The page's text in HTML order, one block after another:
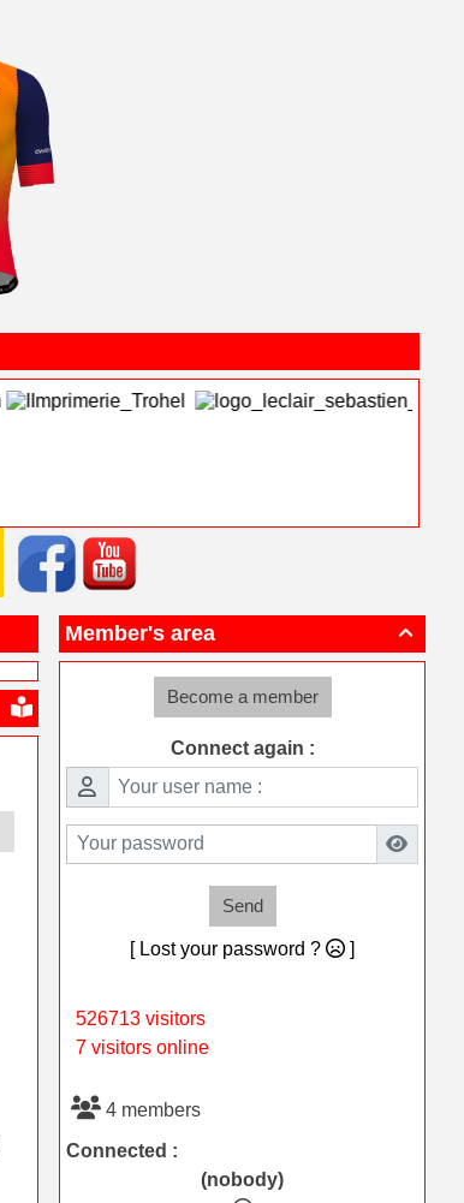

Member's area
Become a member
Connect again :
Send
[ Lost your password ? ]
526713 visitors
7 visitors online
4 members
Connected :
(nobody)